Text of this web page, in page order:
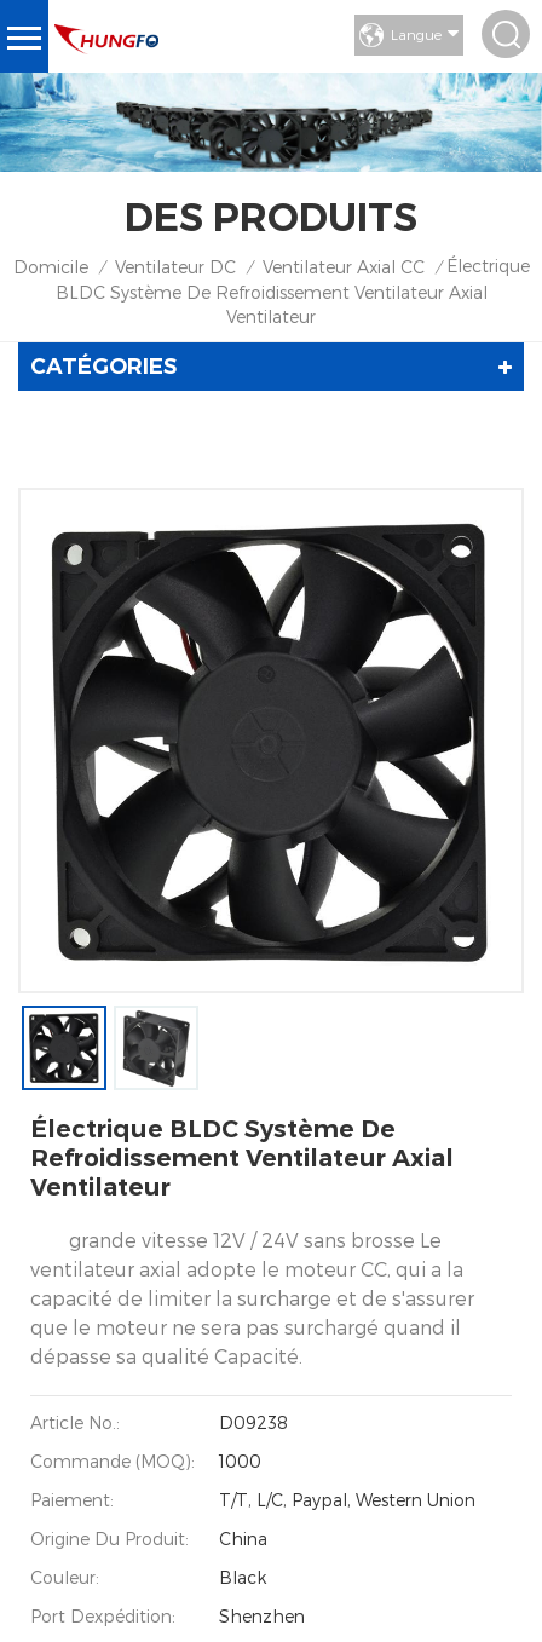
Langue
DES PRODUITS
Domicile / Ventilateur DC / Ventilateur Axial CC / Électrique
BLDC Système De Refroidissement Ventilateur Axial
Ventilateur
CATÉGORIES
Électrique BLDC Système De
Refroidissement Ventilateur Axial
Ventilateur
grande vitesse 12V / 24V sans brosse Le
ventilateur axial adopte le moteur CC, qui a la
capacité de limiter la surcharge et de s'assurer
que le moteur ne sera pas surchargé quand il
dépasse sa qualité Capacité.
Article No.:
D09238
Commande (MOQ):
1000
Paiement:
T/T, L/C, Paypal, Western Union
Origine Du Produit:
China
Couleur:
Black
Port Dexpédition:
Shenzhen